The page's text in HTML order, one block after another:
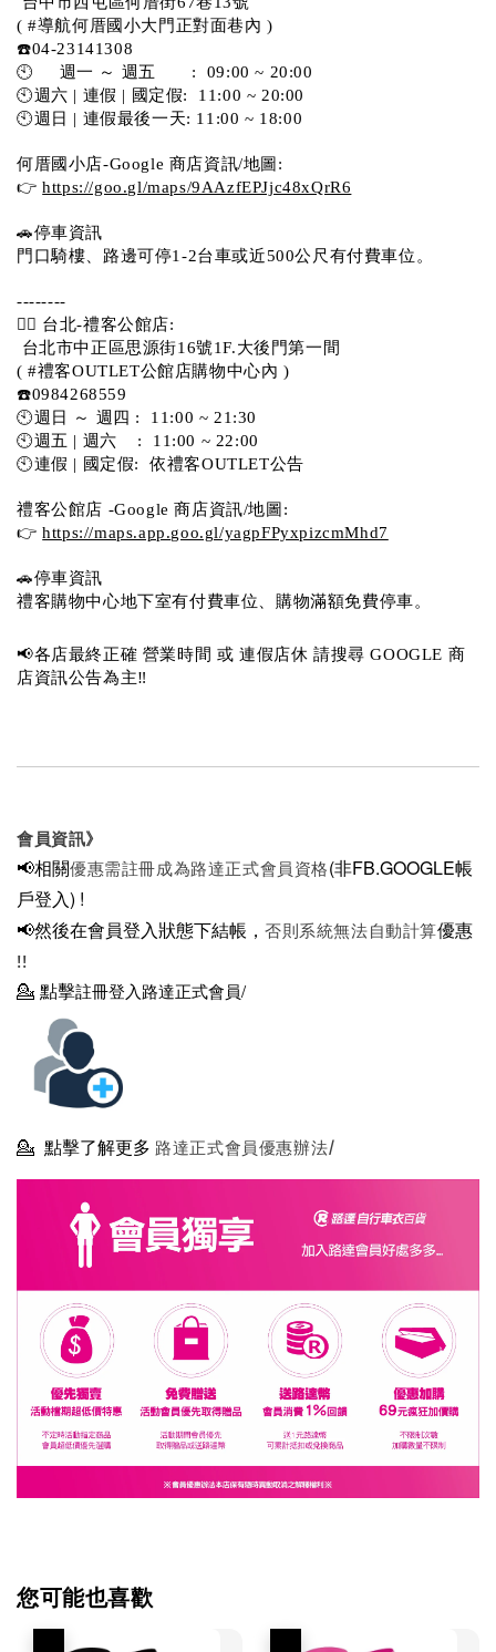
( #導航何厝國小大門正對面巷內 )
☎️04-23141308
🕙     週一 ～ 週五       :  09:00 ~ 20:00
🕙週六 | 連假 | 國定假:  11:00 ~ 20:00
🕙週日 | 連假最後一天: 11:00 ~ 18:00
何厝國小店-Google 商店資訊/地圖:
👉 https://goo.gl/maps/9AAzfEPJjc48xQrR6
🚗停車資訊
門口騎樓、路邊可停1-2台車或近500公尺有付費車位。
--------
💁‍♀️ 台北-禮客公館店:
台北市中正區思源街16號1F.大後門第一間
( #禮客OUTLET公館店購物中心內 )
☎️0984268559
🕙週日 ～ 週四 :  11:00 ~ 21:30
🕙週五 | 週六    :  11:00 ~ 22:00
🕙連假 | 國定假:  依禮客OUTLET公告
禮客公館店 -Google 商店資訊/地圖:
👉 https://maps.app.goo.gl/yagpFPyxpizcmMhd7
🚗停車資訊
禮客購物中心地下室有付費車位、購物滿額免費停車。
📢各店最終正確 營業時間 或 連假店休 請搜尋 GOOGLE 商
店資訊公告為主‼️
會員資訊》
📢相關優惠需註冊成為路達正式會員資格(非FB.GOOGLE帳
戶登入) !
📢然後在會員登入狀態下結帳， 否則系統無法自動計算優惠
!!
💁 點擊註冊登入路達正式會員/
💁 點擊了解更多 路達正式會員優惠辦法/
您可能也喜歡